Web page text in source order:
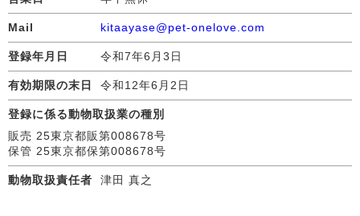
Mail kitaayase@pet-onelove.com
登録年月日 令和7年6月3日
有効期限の末日 令和12年6月2日
登録に係る動物取扱業の種別
販売 25東京都販第008678号
保管 25東京都保第008678号
動物取扱責任者 津田 真之